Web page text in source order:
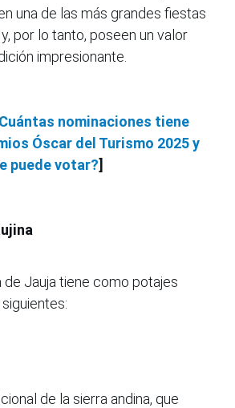
una de las más grandes fiestas
por lo tanto, poseen un valor
impresionante.
nominaciones tiene
Óscar del Turismo 2025 y
puede votar?]
de Jauja tiene como potajes
de la sierra andina, que